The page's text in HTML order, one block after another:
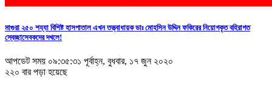
মাগুরা ২৫০ শয্যা বিশিষ্ট হাসপাতাল এখন তত্ত্বাধায়ক ডাঃ মোহসিন উদ্দিন ফকিরের নিয়োগকৃত বহিরাগত
স্বেচ্ছাসেবকদের দখলে!
আপডেট সময় ০৯:৩৫:৩১ পূর্বাহ্ন, বুধবার, ১৭ জুন ২০২০
২২০ বার পড়া হয়েছে